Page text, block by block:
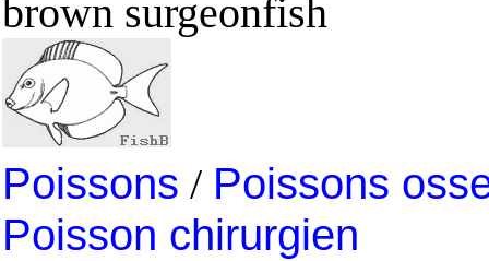
brown surgeonfish
Poissons / Poissons
Poisson chirurgien